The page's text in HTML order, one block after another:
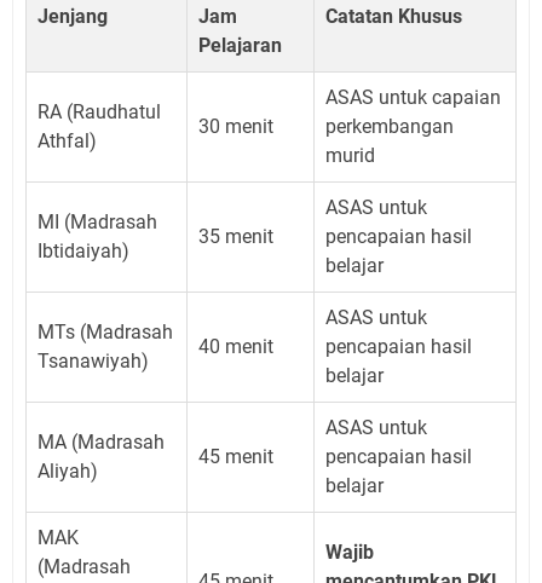
Jenjang
Jam
Pelajaran
Catatan Khusus
RA (Raudhatul
Athfal)
30 menit
ASAS untuk capaian
perkembangan
murid
MI (Madrasah
Ibtidaiyah)
35 menit
ASAS untuk
pencapaian hasil
belajar
MTs (Madrasah
Tsanawiyah)
40 menit
ASAS untuk
pencapaian hasil
belajar
MA (Madrasah
Aliyah)
45 menit
ASAS untuk
pencapaian hasil
belajar
MAK
(Madrasah
Wajib